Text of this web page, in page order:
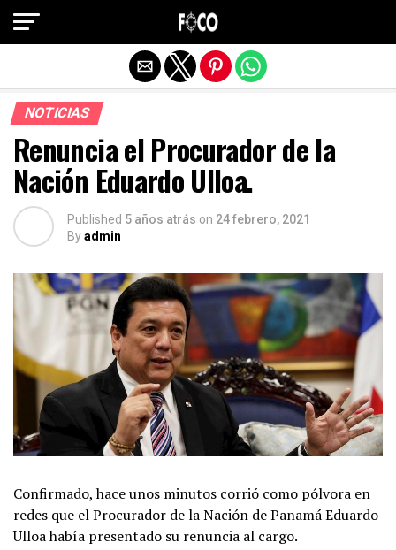
NOTICIAS
Renuncia el Procurador de la
Nación Eduardo Ulloa.
Published 5 años atrás on 24 febrero, 2021
Byadmin
Confirmado, hace unos minutos corrió como pólvora en
redes que el Procurador de la Nación de Panamá Eduardo
Ulloa había presentado su renuncia al cargo.
Salir de la versión móvil